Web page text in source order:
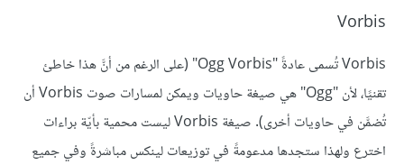
Vorbis
Vorbis تُسمى عادةً "Ogg Vorbis" (على الرغم من أنَّ هذا خاطئ
تقنيًا، لأن "Ogg" هي صيغة حاويات ويمكن لمسارات صوت Vorbis أن
تُضمَّن في حاويات أخرى). صيغة Vorbis ليست محمية بأيّة براءات
اخترع ولهذا ستجدها مدعومةً في توزيعات لينكس مباشرةً وفي جميع